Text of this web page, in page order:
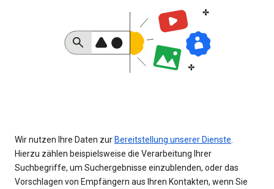
Wir nutzen Ihre Daten zur Bereitstellung unserer Dienste
Hierzu zählen beispielsweise die Verarbeitung Ihrer
Suchbegriffe, um Suchergebnisse einzublenden, oder das
Vorschlagen von Empfängern aus Ihren Kontakten, wenn Sie